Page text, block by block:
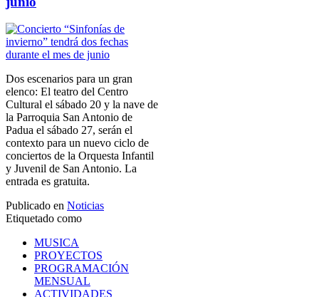
Dos escenarios para un gran
elenco: El teatro del Centro
Cultural el sábado 20 y la nave de
la Parroquia San Antonio de
Padua el sábado 27, serán el
contexto para un nuevo ciclo de
conciertos de la Orquesta Infantil
y Juvenil de San Antonio. La
entrada es gratuita.
Publicado en Noticias
Etiquetado como
MUSICA
PROYECTOS
PROGRAMACIÓN
MENSUAL
ACTIVIDADES